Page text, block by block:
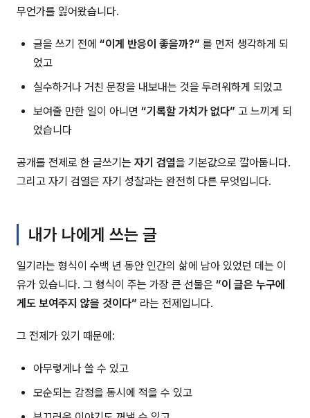
무언가를 잃어왔습니다.
글을 쓰기 전에 “이게 반응이 좋을까?” 를 먼저 생각하게 되
었고
실수하거나 거친 문장을 내보내는 것을 두려워하게 되었고
보여줄 만한 일이 아니면 “기록할 가치가 없다” 고 느끼게 되
었습니다
공개를 전제로 한 글쓰기는 자기 검열을 기본값으로 깔아둡니다.
그리고 자기 검열은 자기 성찰과는 완전히 다른 무엇입니다.
내가 나에게 쓰는 글
일기라는 형식이 수백 년 동안 인간의 삶에 남아 있었던 데는 이
유가 있습니다. 그 형식이 주는 가장 큰 선물은 “이 글은 누구에
게도 보여주지 않을 것이다” 라는 전제입니다.
그 전제가 있기 때문에:
아무렇게나 쓸 수 있고
모순되는 감정을 동시에 적을 수 있고